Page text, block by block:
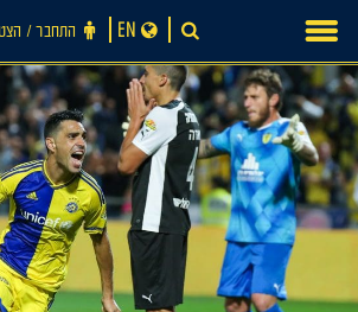
content
התחבר ‪/‬ הצטרף EN